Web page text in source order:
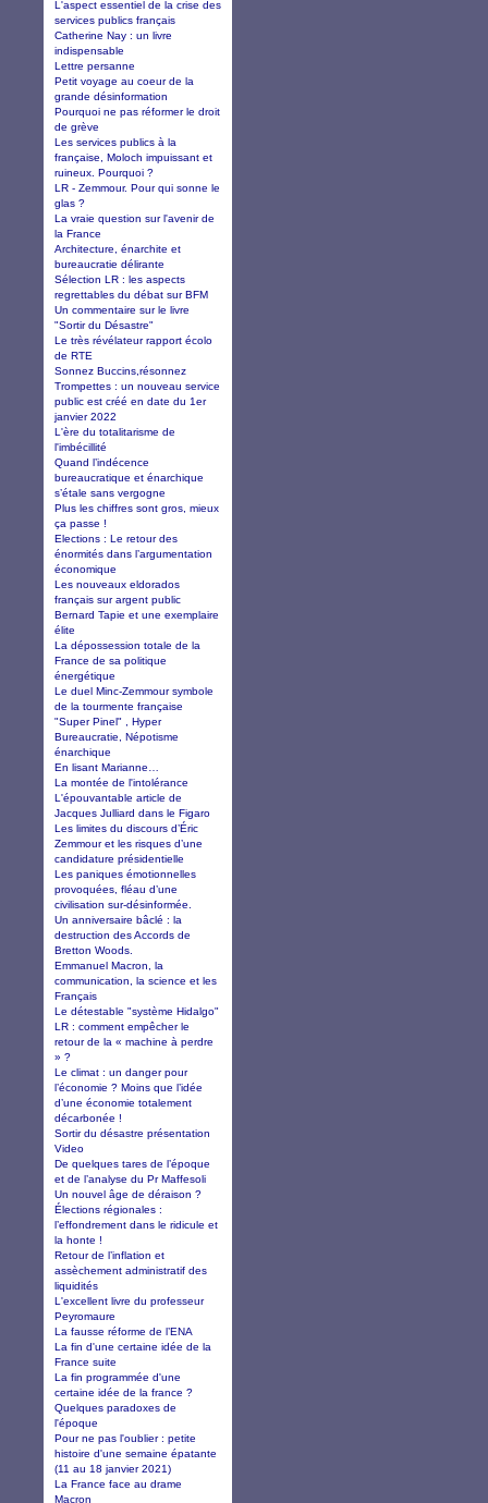
L'aspect essentiel de la crise des
services publics français
Catherine Nay : un livre
indispensable
Lettre persanne
Petit voyage au coeur de la
grande désinformation
Pourquoi ne pas réformer le droit
de grève
Les services publics à la
française, Moloch impuissant et
ruineux. Pourquoi ?
LR - Zemmour. Pour qui sonne le
glas ?
La vraie question sur l'avenir de
la France
Architecture, énarchite et
bureaucratie délirante
Sélection LR : les aspects
regrettables du débat sur BFM
Un commentaire sur le livre
"Sortir du Désastre"
Le très révélateur rapport écolo
de RTE
Sonnez Buccins,résonnez
Trompettes : un nouveau service
public est créé en date du 1er
janvier 2022
L'ère du totalitarisme de
l'imbécillité
Quand l’indécence
bureaucratique et énarchique
s’étale sans vergogne
Plus les chiffres sont gros, mieux
ça passe !
Elections : Le retour des
énormités dans l’argumentation
économique
Les nouveaux eldorados
français sur argent public
Bernard Tapie et une exemplaire
élite
La dépossession totale de la
France de sa politique
énergétique
Le duel Minc-Zemmour symbole
de la tourmente française
"Super Pinel" , Hyper
Bureaucratie, Népotisme
énarchique
En lisant Marianne…
La montée de l'intolérance
L'épouvantable article de
Jacques Julliard dans le Figaro
Les limites du discours d’Éric
Zemmour et les risques d’une
candidature présidentielle
Les paniques émotionnelles
provoquées, fléau d’une
civilisation sur-désinformée.
Un anniversaire bâclé : la
destruction des Accords de
Bretton Woods.
Emmanuel Macron, la
communication, la science et les
Français
Le détestable "système Hidalgo"
LR : comment empêcher le
retour de la « machine à perdre
» ?
Le climat : un danger pour
l’économie ? Moins que l’idée
d’une économie totalement
décarbonée !
Sortir du désastre présentation
Video
De quelques tares de l’époque
et de l’analyse du Pr Maffesoli
Un nouvel âge de déraison ?
Élections régionales :
l’effondrement dans le ridicule et
la honte !
Retour de l’inflation et
assèchement administratif des
liquidités
L'excellent livre du professeur
Peyromaure
La fausse réforme de l’ENA
La fin d'une certaine idée de la
France suite
La fin programmée d'une
certaine idée de la france ?
Quelques paradoxes de
l'époque
Pour ne pas l'oublier : petite
histoire d'une semaine épatante
(11 au 18 janvier 2021)
La France face au drame
Macron